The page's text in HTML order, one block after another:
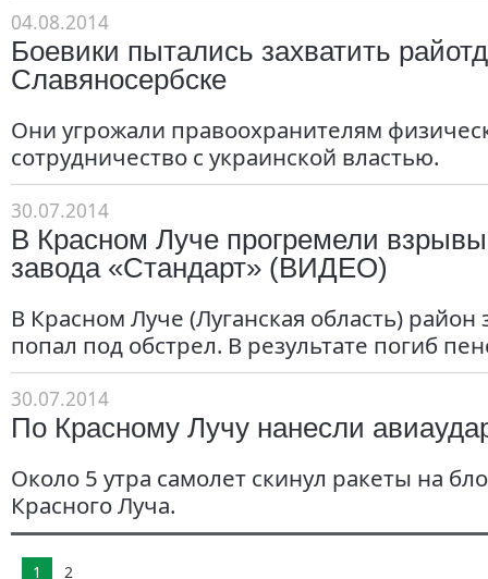
04.08.2014
Боевики пытались захватить
Славяносербске
Они угрожали правоохранителям
сотрудничество с украинской властью.
30.07.2014
В Красном Луче прогремели
завода «Стандарт» (ВИДЕО)
В Красном Луче (Луганская область) район
попал под обстрел. В результате погиб
30.07.2014
По Красному Лучу нанесли
Около 5 утра самолет скинул ракеты на
Красного Луча.
1 2